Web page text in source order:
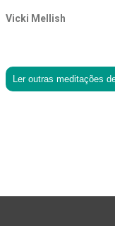
Vicki Mellish
Ler outras meditações